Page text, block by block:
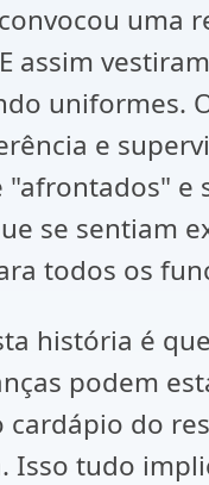
uma
assim
uniformes.
e
"afrontados"
se sentiam
todos os
história é
podem
cardápio do
Isso tudo